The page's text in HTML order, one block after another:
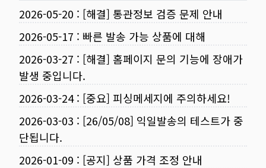
2026-05-20 : [해결] 통관정보 검증 문제 안내
2026-05-17 : 빠른 발송 가능 상품에 대해
2026-03-27 : [해결] 홈페이지 문의 기능에 장애가
발생 중입니다.
2026-03-24: [중요] 피싱메세지에 주의하세요!
2026-03-03 : [26/05/08] 익일발송의 테스트가 중
단됩니다.
2026-01-09 : [공지] 상품 가격 조정 안내